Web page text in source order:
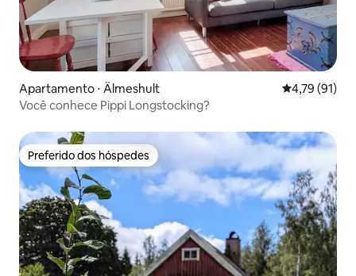
Apartamento ⋅ Älmeshult 4,79 de uma
4,79 (91)
Você conhece Pippi Longstocking?
Preferido dos hóspedes
Preferido dos hóspedes